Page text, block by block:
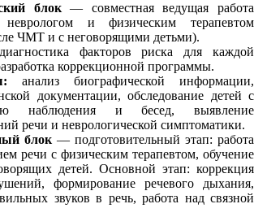
блок— совместная ведущая работа
и физическим терапевтом
ЧМТ и с неговорящими детьми).
факторов риска для каждой
коррекционной программы.
анализ биографической информации,
документации, обследование детей с
наблюдения и бесед, выявление
речи и неврологической симптоматики.
блок — подготовительный этап: работа
речи с физическим терапевтом, обучение
детей. Основной этап: коррекция
формирование речевого дыхания,
звуков в речь, работа над связной